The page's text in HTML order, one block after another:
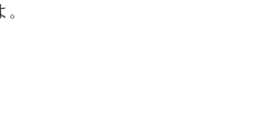
。